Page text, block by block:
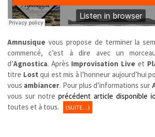
Amnusique vous propose de terminer la
commencé, c’est à dire avec un
d’Agnostica. Après Improvisation Live et
titre Lost qui est mis à l’honneur aujourd’hui
vous ambiancer. Pour plus d’informations sur
vous sur notre précédent article disponible
toutes et à tous.
(SUITE…)